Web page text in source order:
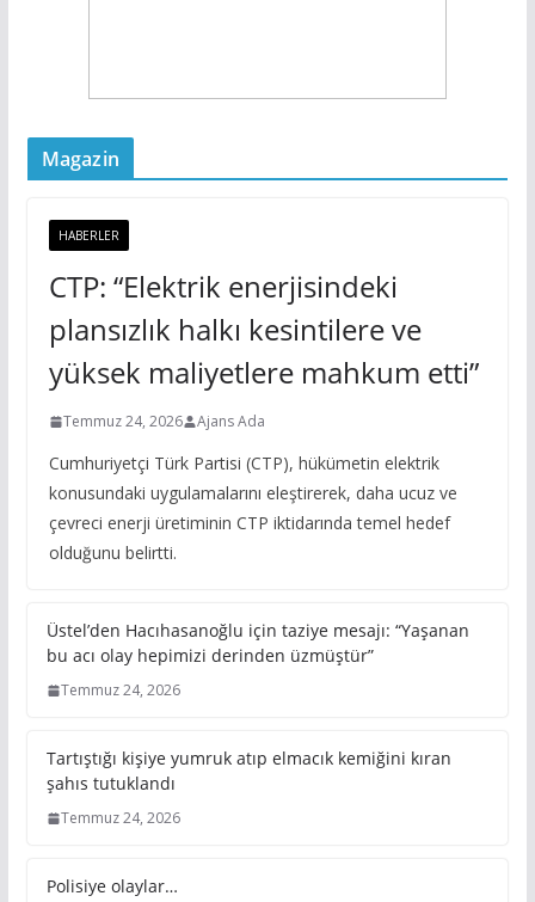
Magazin
HABERLER
CTP: “Elektrik enerjisindeki
plansızlık halkı kesintilere ve
yüksek maliyetlere mahkum etti”
Temmuz 24, 2026 Ajans Ada
Cumhuriyetçi Türk Partisi (CTP), hükümetin elektrik
konusundaki uygulamalarını eleştirerek, daha ucuz ve
çevreci enerji üretiminin CTP iktidarında temel hedef
olduğunu belirtti.
Üstel’den Hacıhasanoğlu için taziye mesajı: “Yaşanan
bu acı olay hepimizi derinden üzmüştür”
Temmuz 24, 2026
Tartıştığı kişiye yumruk atıp elmacık kemiğini kıran
şahıs tutuklandı
Temmuz 24, 2026
Polisiye olaylar…